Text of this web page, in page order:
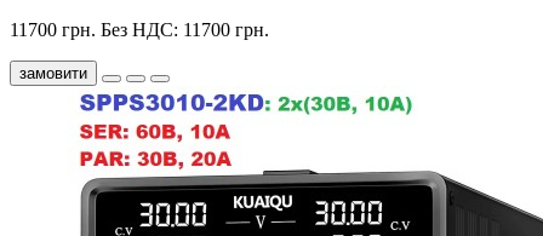
11700 грн. Без НДС: 11700 грн.
замовити